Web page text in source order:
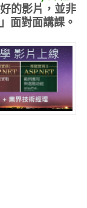
的影片，並非
面對面講課。